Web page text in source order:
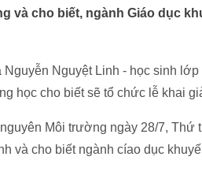
và cho biết, ngành Giáo dục
Nguyệt Linh - học sinh
học cho biết sẽ tổ chức lễ khai
Môi trường ngày 28/7,
và cho biết ngành cíao dục